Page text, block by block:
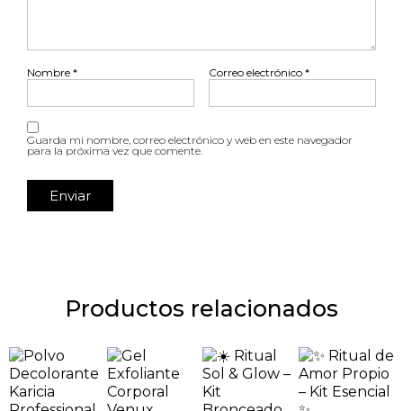
Nombre * Correo electrónico *
Guarda mi nombre, correo electrónico y web en este navegador
para la próxima vez que comente.
Productos relacionados